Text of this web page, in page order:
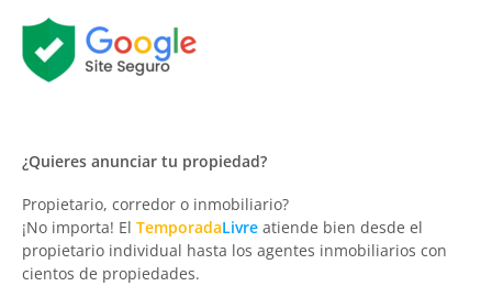
¿Quieres anunciar tu propiedad?
Propietario, corredor o inmobiliario?
¡No importa! El TemporadaLivre atiende bien desde el
propietario individual hasta los agentes inmobiliarios con
cientos de propiedades.